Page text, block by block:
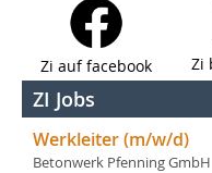
Zi auf facebook Zi
ZI Jobs
Werkleiter (m/w/d)
Betonwerk Pfenning GmbH